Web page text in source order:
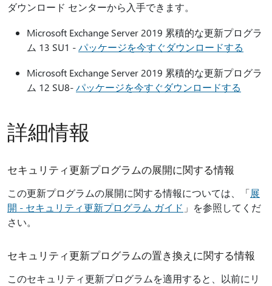
ダウンロード センターから入手できます。
Microsoft Exchange Server 2019 累積的な更新プログラ
ム 13 SU1 -パッケージを今すぐダウンロードする
Microsoft Exchange Server 2019 累積的な更新プログラ
ム 12 SU8-パッケージを今すぐダウンロードする
詳細情報
セキュリティ更新プログラムの展開に関する情報
この更新プログラムの展開に関する情報については、「展
開 - セキュリティ更新プログラム ガイド 」を参照してくだ
さい。
セキュリティ更新プログラムの置き換えに関する情報
このセキュリティ更新プログラムを適用すると、以前にリ